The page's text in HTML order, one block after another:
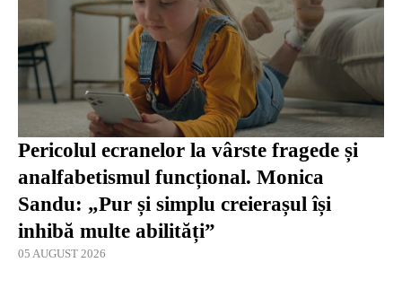
Pericolul ecranelor la vârste fragede și
analfabetismul funcțional. Monica
Sandu: „Pur și simplu creierașul își
inhibă multe abilități”
05 AUGUST 2026